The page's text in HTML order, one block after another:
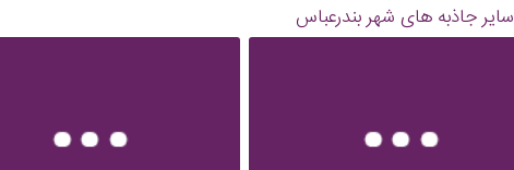
سایر جاذبه های شهربندرعباس